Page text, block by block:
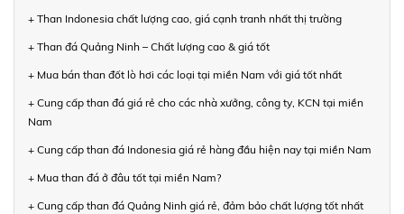
+ Than Indonesia chất lượng cao, giá cạnh tranh nhất thị trường
+ Than đá Quảng Ninh – Chất lượng cao & giá tốt
+ Mua bán than đốt lò hơi các loại tại miền Nam với giá tốt nhất
+ Cung cấp than đá giá rẻ cho các nhà xưởng, công ty, KCN tại miền
Nam
+ Cung cấp than đá Indonesia giá rẻ hàng đầu hiện nay tại miền Nam
+ Mua than đá ở đâu tốt tại miền Nam?
+ Cung cấp than đá Quảng Ninh giá rẻ, đảm bảo chất lượng tốt nhất